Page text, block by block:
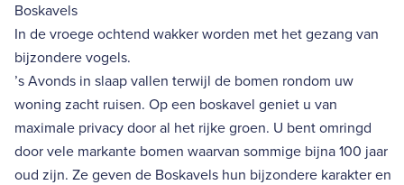
Boskavels
In de vroege ochtend wakker worden met het gezang van
bijzondere vogels.
’s Avonds in slaap vallen terwijl de bomen rondom uw
woning zacht ruisen. Op een boskavel geniet u van
maximale privacy door al het rijke groen. U bent omringd
door vele markante bomen waarvan sommige bijna 100 jaar
oud zijn. Ze geven de Boskavels hun bijzondere karakter en